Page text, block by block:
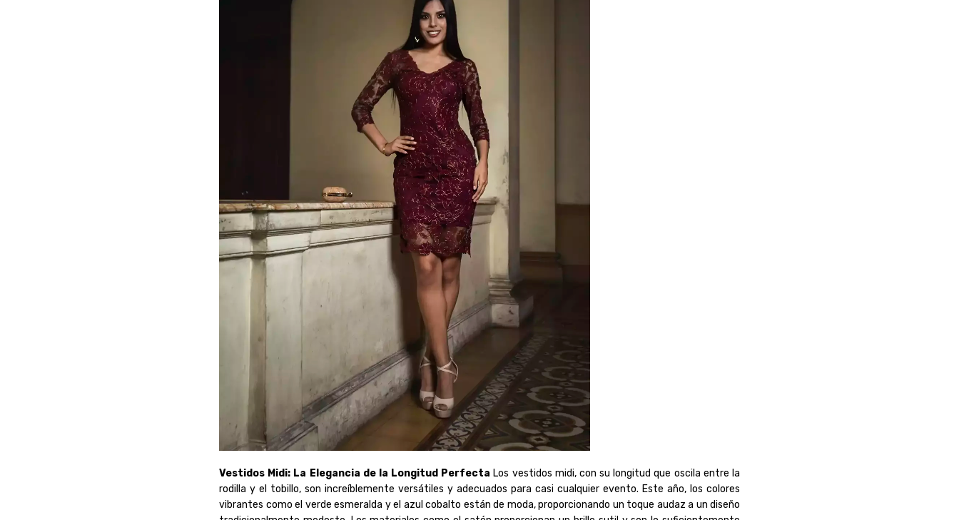
Vestidos Midi: La Elegancia de la Longitud Perfecta Los vestidos midi, con su longitud que oscila entre la
rodilla y el tobillo, son increíblemente versátiles y adecuados para casi cualquier evento. Este año, los colores
vibrantes como el verde esmeralda y el azul cobalto están de moda, proporcionando un toque audaz a un diseño